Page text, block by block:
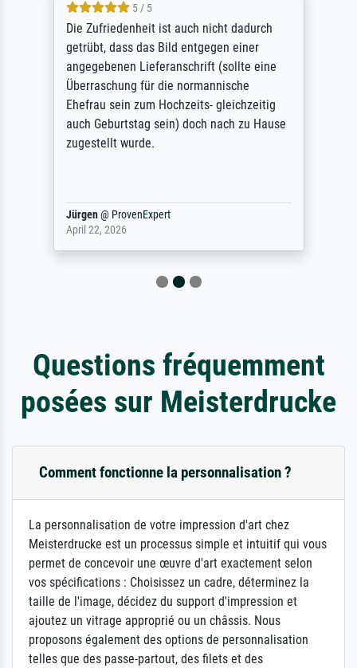
5 / 5
Die Zufriedenheit ist auch nicht dadurch
getrübt, dass das Bild entgegen einer
angegebenen Lieferanschrift (sollte eine
Überraschung für die normannische
Ehefrau sein zum Hochzeits- gleichzeitig
auch Geburtstag sein) doch nach zu Hause
zugestellt wurde.
Jürgen@ ProvenExpert
April 22, 2026
Questions fréquemment
posées sur Meisterdrucke
Comment fonctionne la personnalisation ?
La personnalisation de votre impression d'art chez
Meisterdrucke est un processus simple et intuitif qui vous
permet de concevoir une œuvre d'art exactement selon
vos spécifications : Choisissez un cadre, déterminez la
taille de l'image, décidez du support d'impression et
ajoutez un vitrage approprié ou un châssis. Nous
proposons également des options de personnalisation
telles que des passe-partout, des filets et des